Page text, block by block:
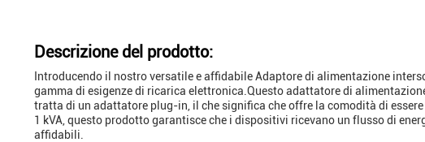
Descrizione del prodotto:
Introducendo il nostro versatile e affidabile Adaptore di alimentazione
gamma di esigenze di ricarica elettronica.Questo adattatore di
tratta di un adattatore plug-in, il che significa che offre la comodità di
1 kVA, questo prodotto garantisce che i dispositivi ricevano un flusso di
affidabili.